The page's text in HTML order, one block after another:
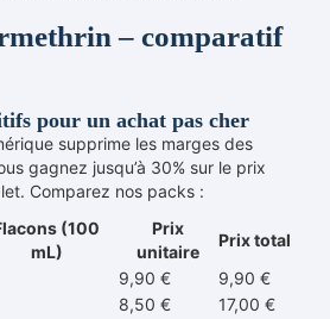
– comparatif
pour un achat pas cher
supprime les marges des
gagnez jusqu’à 30% sur le prix
Comparez nos packs :
(100
mL)
Prix
unitaire
Prix total
9,90 €
9,90 €
8,50 €
17,00 €